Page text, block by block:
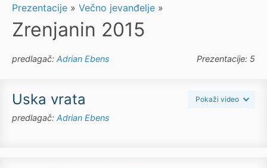
Prezentacije » Večno jevanđelje »
Zrenjanin 2015
predlagač: Adrian Ebens Prezentacije: 5
Uska vrata Pokaži video
predlagač: Adrian Ebens